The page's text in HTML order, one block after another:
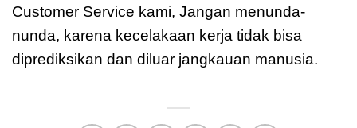
Customer Service kami, Jangan menunda-
nunda, karena kecelakaan kerja tidak bisa
diprediksikan dan diluar jangkauan manusia.